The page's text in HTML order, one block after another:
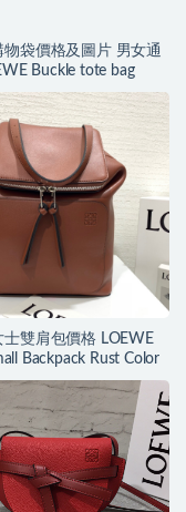
物袋價格及圖片 男女通
Buckle tote bag
士雙肩包價格 LOEWE
Backpack Rust Color